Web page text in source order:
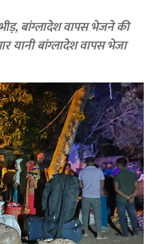
भीड़, बांग्लादेश वापस भेजने की
यानी बांग्लादेश वापस भेजा